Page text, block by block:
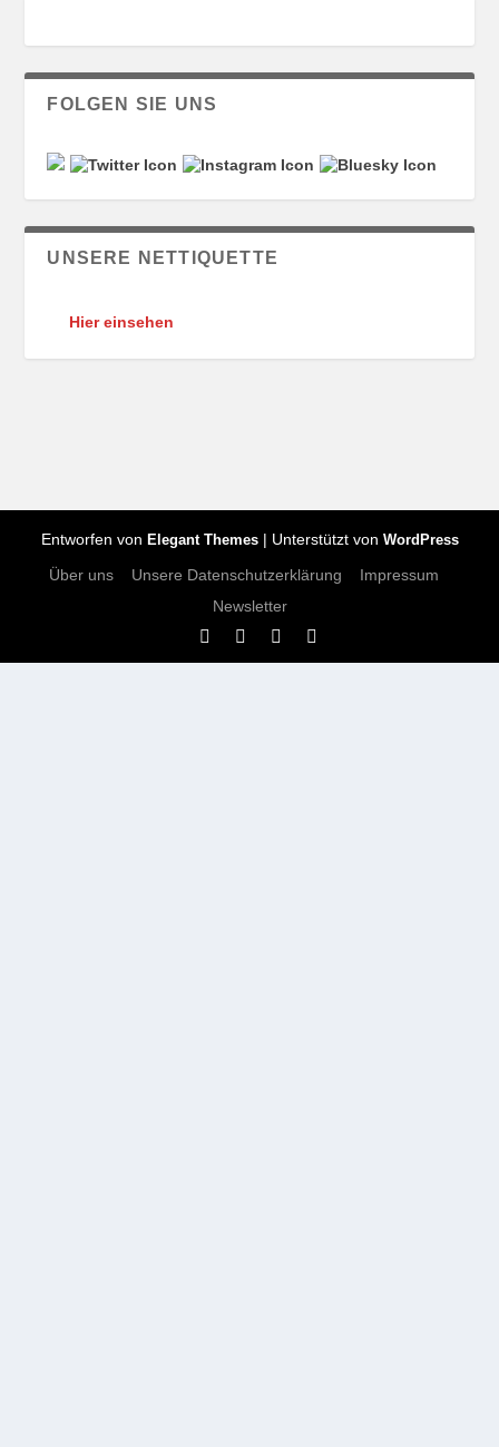
FOLGEN SIE UNS
UNSERE NETTIQUETTE
Hier einsehen
Entworfen von Elegant Themes| Unterstützt von WordPress
Über uns Unsere Datenschutzerklärung
Impressum
Newsletter